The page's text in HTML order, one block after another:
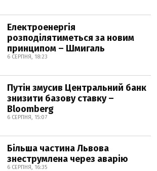
Електроенергія
розподілятиметься за новим
принципом – Шмигаль
6 СЕРПНЯ, 18:23
Путін змусив Центральний банк
знизити базову ставку –
Bloomberg
6 СЕРПНЯ, 15:07
Більша частина Львова
знеструмлена через аварію
6 СЕРПНЯ, 16:35